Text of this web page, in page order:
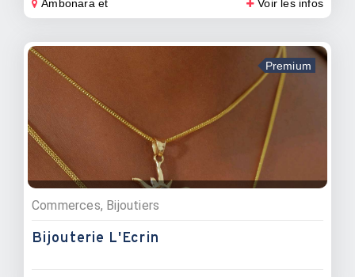
Ambonara et Voir les infos
Premium
Commerces, Bijoutiers
Bijouterie L'Ecrin